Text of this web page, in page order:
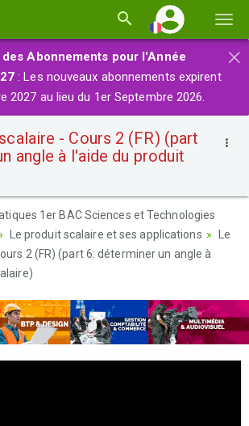
la×
des Abonnements pour l'Année
: Les nouveaux abonnements expirent
2027 au lieu du 1er Septembre 2026.
- Cours 2 (FR) (part
angle à l'aide du produit
1er BAC Sciences et Technologies
Le produit scalaire et ses applications
Le
2 (FR) (part 6: déterminer un angle à